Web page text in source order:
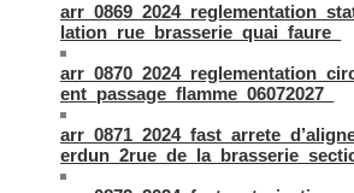
lation_rue_brasserie_quai_faure_
ent_passage_flamme_06072027_